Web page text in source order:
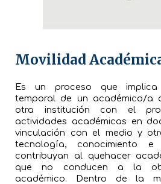
Movilidad
Es un proceso que implica
temporal de un académico/a
otra institución con el
actividades académicas en
vinculación con el medio y
tecnología, conocimiento
contribuyan al quehacer
que no conducen a la
académico. Dentro de la